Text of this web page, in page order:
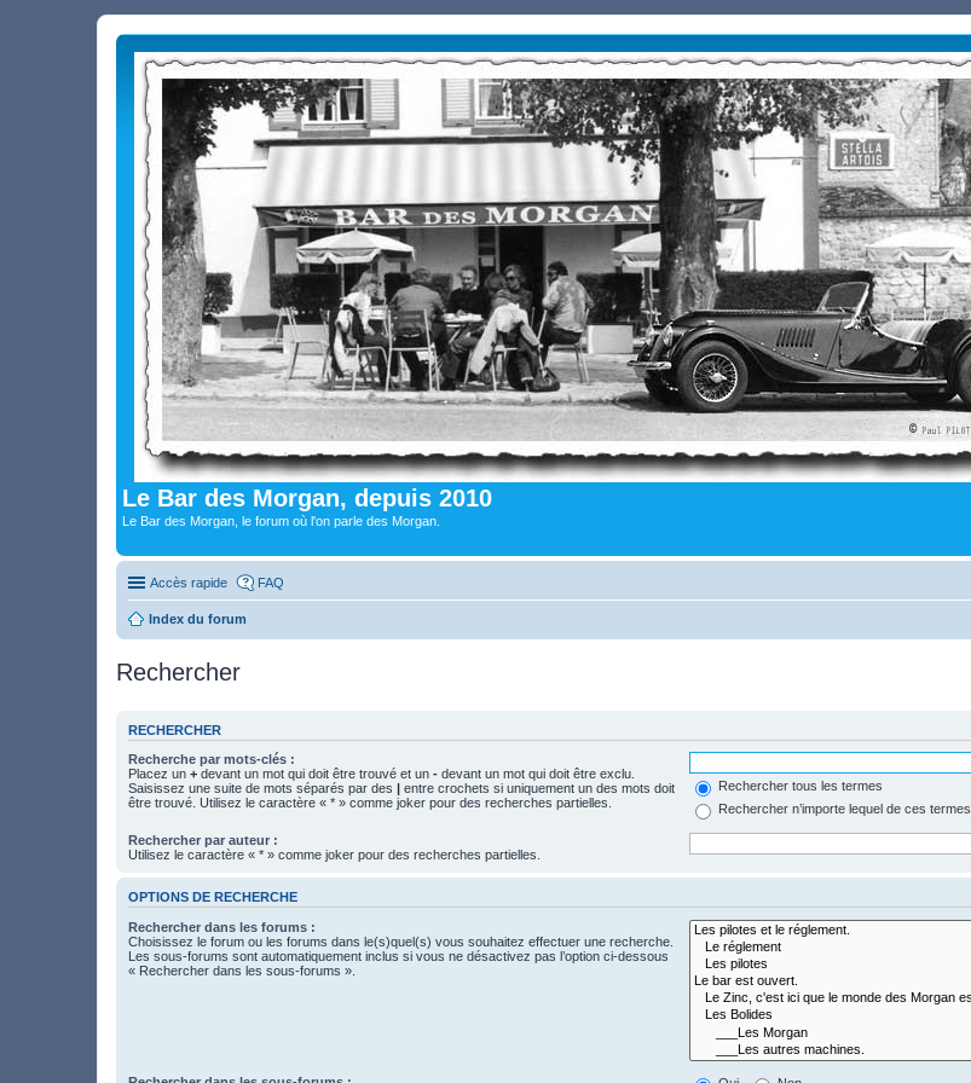
Le Bar des Morgan, depuis 2010
Le Bar des Morgan, le forum où l'on parle des Morgan.
Accès rapide FAQ
Index du forum
Rechercher
RECHERCHER
Recherche par mots-clés :
Placez un + devant un mot qui doit être trouvé et un - devant un mot qui doit être exclu.
Saisissez une suite de mots séparés par des | entre crochets si uniquement un des mots doit
être trouvé. Utilisez le caractère « * » comme joker pour des recherches partielles.
Rechercher tous les termes
Rechercher n’importe lequel de ces termes
Rechercher par auteur :
Utilisez le caractère « * » comme joker pour des recherches partielles.
OPTIONS DE RECHERCHE
Rechercher dans les forums :
Choisissez le forum ou les forums dans le(s)quel(s) vous souhaitez effectuer une recherche.
Les sous-forums sont automatiquement inclus si vous ne désactivez pas l’option ci-dessous
« Rechercher dans les sous-forums ».